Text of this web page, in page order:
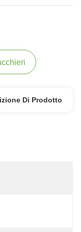
Di Prodotto